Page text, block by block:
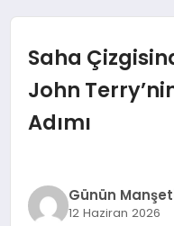
TEKNOLOJI
OYUN
ANA DEMO
Saha
John
Adımı
Günün
12 Haziran 2026